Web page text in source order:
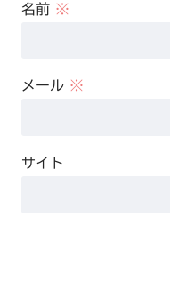
名前 ※
メール ※
サイト